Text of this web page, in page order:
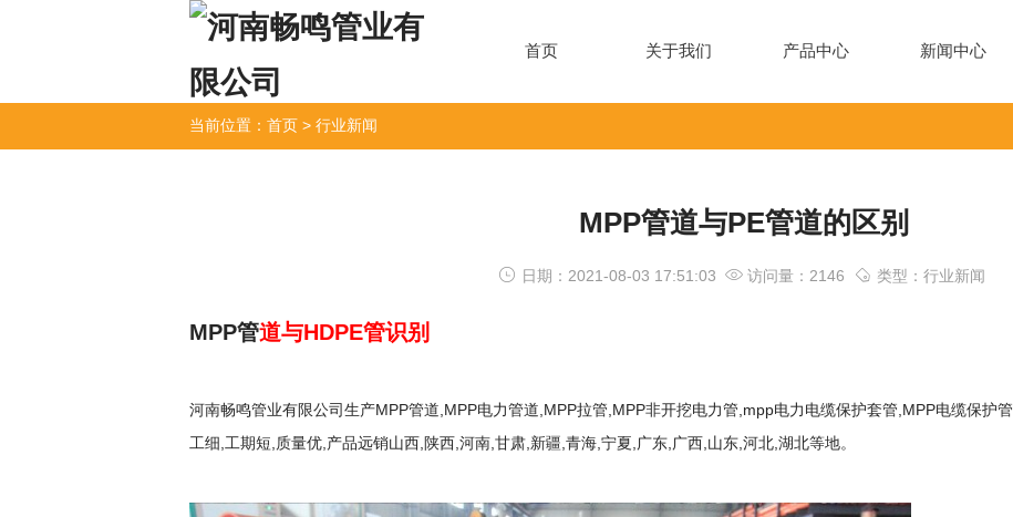
首页 关于我们 产品中心 新闻中心
当前位置： 首页 > 行业新闻
MPP管道与PE管道的区别
日期：2021-08-03 17:51:03 访问量：2146 类型：行业新闻
MPP管道与HDPE管识别
河南畅鸣管业有限公司生产MPP管道,MPP电力管道,MPP拉管,MPP非开挖电力管,mpp电力电缆保护套管,MPP电缆保护管
工细,工期短,质量优,产品远销山西,陕西,河南,甘肃,新疆,青海,宁夏,广东,广西,山东,河北,湖北等地。